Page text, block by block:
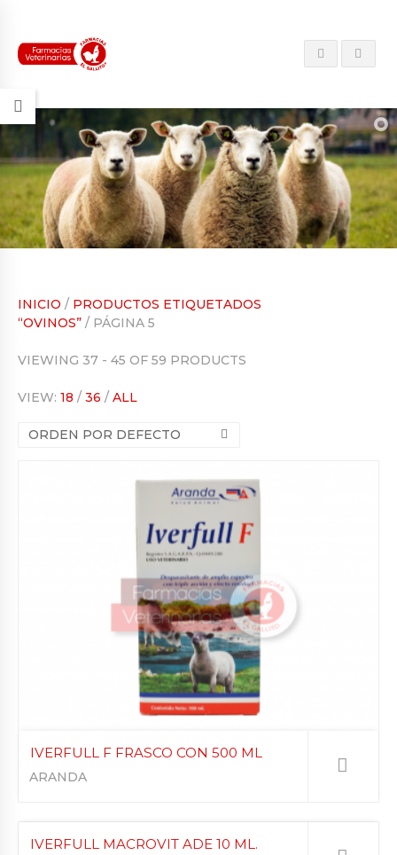
INICIO / PRODUCTOS ETIQUETADOS
“OVINOS” / PÁGINA 5
VIEWING 37 - 45 OF 59 PRODUCTS
VIEW: 18 / 36 / ALL
ORDEN POR DEFECTO
IVERFULL F FRASCO CON 500 ML
ARANDA
IVERFULL MACROVIT ADE 10 ML.